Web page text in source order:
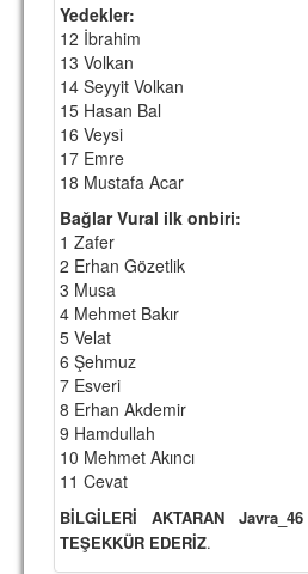
Yedekler:
12 İbrahim
13 Volkan
14 Seyyit Volkan
15 Hasan Bal
16 Veysi
17 Emre
18 Mustafa Acar
Bağlar Vural ilk onbiri:
1 Zafer
2 Erhan Gözetlik
3 Musa
4 Mehmet Bakır
5 Velat
6 Şehmuz
7 Esveri
8 Erhan Akdemir
9 Hamdullah
10 Mehmet Akıncı
11 Cevat
BİLGİLERİ AKTARAN
TEŞEKKÜR EDERİZ.